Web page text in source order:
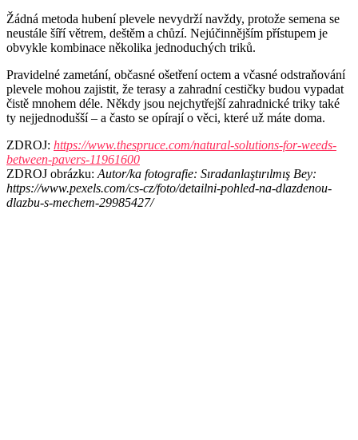
Žádná metoda hubení plevele nevydrží navždy, protože semena se
neustále šíří větrem, deštěm a chůzí. Nejúčinnějším přístupem je
obvykle kombinace několika jednoduchých triků.
Pravidelné zametání, občasné ošetření octem a včasné odstraňování
plevele mohou zajistit, že terasy a zahradní cestičky budou vypadat
čistě mnohem déle. Někdy jsou nejchytřejší zahradnické triky také
ty nejjednodušší – a často se opírají o věci, které už máte doma.
ZDROJ: https://www.thespruce.com/natural-solutions-for-weeds-
between-pavers-11961600
ZDROJ obrázku: Autor/ka fotografie: Sıradanlaştırılmış Bey:
https://www.pexels.com/cs-cz/foto/detailni-pohled-na-dlazdenou-
dlazbu-s-mechem-29985427/